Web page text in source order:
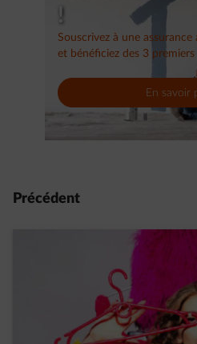
!
Souscrivez à une
et bénéficiez des 3
En savoir
Précédent